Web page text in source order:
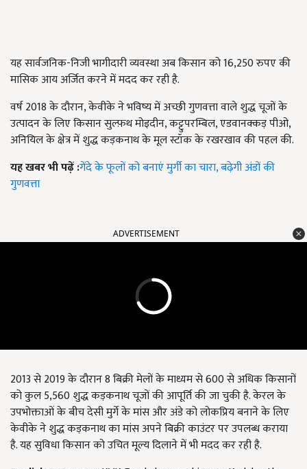
यह सार्वजनिक-निजी भागीदारी व्यवस्था अब किसान को 16,250 रुपए की
मासिक आय अर्जित करने में मदद कर रही है.
वर्ष 2018 के दौरान, केवीके ने भविष्य में अच्छी गुणवत्ता वाले शुद्ध चूजों के
उत्पादन के लिए किसान सुल्फ़थ मोइदीन, कट्टुपरम्बिल, एडवानक्कड़ पीओ,
अनियिल के क्षेत्र में शुद्ध कड़कनाथ के मूल स्टॉक के रखरखाव की पहल की.
यह खबर भी पढ़ें :गेंदे के फूलों को बनाएं मुर्गी का चारा, बढ़ेगी अंडों की
गुणवत्ता
ADVERTISEMENT
2013 से 2019 के दौरान 8 बिक्री मेलों के माध्यम से 600 से अधिक किसानों
को कुल 5,560 शुद्ध कड़कनाथ चूजों की आपूर्ति की जा चुकी है. केरल के
उपभोक्ताओं के बीच देसी मुर्गे के मांस और अंडे को लोकप्रिय बनाने के लिए
केवीके ने शुद्ध कड़कनाथ का मांस अपने बिक्री काउंटर पर उपलब्ध कराया
है. यह सुविधा किसान को उचित मूल्य दिलाने में भी मदद कर रही है.